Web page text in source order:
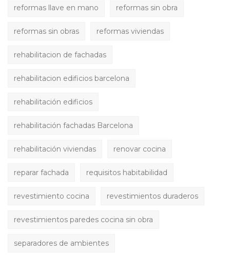
reformas llave en mano reformas sin obra
reformas sin obras reformas viviendas
rehabilitacion de fachadas
rehabilitacion edificios barcelona
rehabilitación edificios
rehabilitación fachadas Barcelona
rehabilitación viviendas renovar cocina
reparar fachada requisitos habitabilidad
revestimiento cocina revestimientos duraderos
revestimientos paredes cocina sin obra
separadores de ambientes